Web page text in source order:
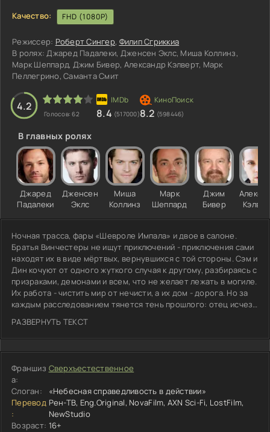
Качество: FHD (1080P)
Режиссер: Роберт Сингер, Филип Сгриккиа
В ролях: Джаред Падалеки, Дженсен Эклс, Миша Коллинз,
Марк Шеппард, Джим Бивер, Александр Кэлверт, Марк
Пеллегрино, Саманта Смит
4.2
Голосов:62
4
5
8.4 (517000)8.2 (598446)
В главных ролях
Джаред
Падалеки
Дженсен
Эклс
Миша
Коллинз
Марк
Шеппард
Джим
Бивер
Ночная трасса, фары «Шевроле Импала» и двое в салоне.
Братья Винчестеры не ищут приключений - приключения сами
находят их в виде мёртвых, вернувшихся с той стороны. Сэм и
Дин кочуют от одного жуткого случая к другому, разбираясь с
призраками, демонами и всем, что не желает лежать в могиле.
Их работа - чистить мир от нечисти, а их дом - дорога. Но за
каждым расследованием тянется тень прошлого: отец исчез,
злятся, но продолжают ехать в одной машине, потому что
друг за другом - единственное, что у них осталось. Чем
дальше они забираются в дебри американского фольклора,
страшнее, чем обычный полтергейст. Сможет ли Дин уберечь
младшего от судьбы, которую тот даже не выбрал?
РАЗВЕРНУТЬ ТЕКСТ
Франшиз
а:
Сверхъестественное
Слоган:
«Небесная справедливость в действии»
Перевод
:
Рен-ТВ, Eng.Original, NovaFilm, AXN Sci-Fi, LostFilm,
NewStudio
Возраст: 16+